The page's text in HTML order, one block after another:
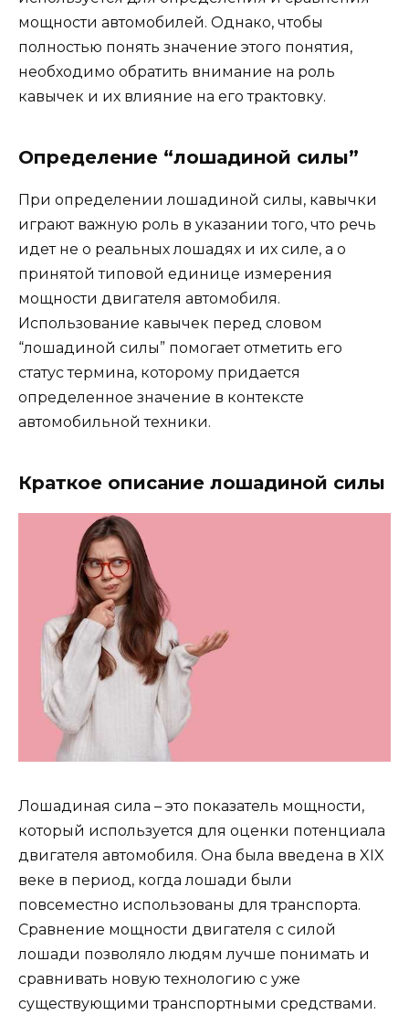
мощности автомобилей. Однако, чтобы
полностью понять значение этого понятия,
необходимо обратить внимание на роль
кавычек и их влияние на его трактовку.
Определение “лошадиной силы”
При определении лошадиной силы, кавычки
играют важную роль в указании того, что речь
идет не о реальных лошадях и их силе, а о
принятой типовой единице измерения
мощности двигателя автомобиля.
Использование кавычек перед словом
“лошадиной силы” помогает отметить его
статус термина, которому придается
определенное значение в контексте
автомобильной техники.
Краткое описание лошадиной силы
Лошадиная сила – это показатель мощности,
который используется для оценки потенциала
двигателя автомобиля. Она была введена в XIX
веке в период, когда лошади были
повсеместно использованы для транспорта.
Сравнение мощности двигателя с силой
лошади позволяло людям лучше понимать и
сравнивать новую технологию с уже
существующими транспортными средствами.